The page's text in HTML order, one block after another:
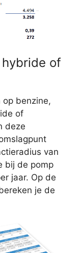
of
op benzine,
of
deze
van
bij de pomp
jaar. Op de
je de